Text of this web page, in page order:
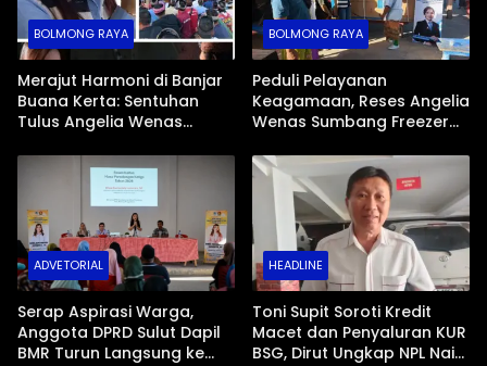
BOLMONG RAYA
Merajut Harmoni di Banjar
Buana Kerta: Sentuhan
Tulus Angelia Wenas
Mopugad
BOLMONG RAYA
Peduli Pelayanan
Keagamaan, Reses Angelia
Wenas Sumbang Freezer
di Mopugad Bolmong
ADVETORIAL
Serap Aspirasi Warga,
Anggota DPRD Sulut Dapil
BMR Turun Langsung ke
HEADLINE
Toni Supit Soroti Kredit
Macet dan Penyaluran KUR
BSG, Dirut Ungkap NPL Naik